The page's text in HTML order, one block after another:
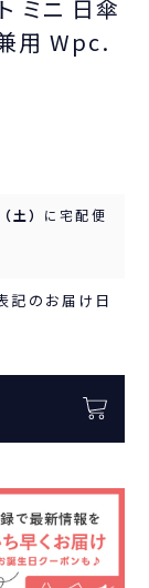
ミニ 日傘
用 Wpc.
） に宅配便
記のお届け日